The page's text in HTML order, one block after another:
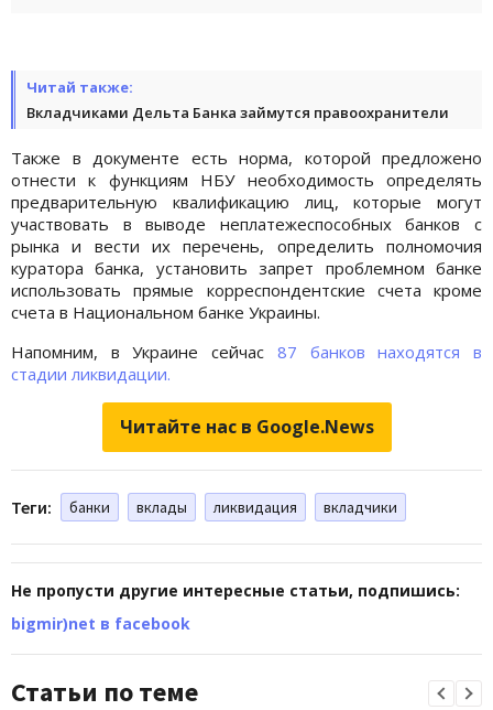
Читай также:
Вкладчиками Дельта Банка займутся правоохранители
Также в документе есть норма, которой предложено
отнести к функциям НБУ необходимость определять
предварительную квалификацию лиц, которые могут
участвовать в выводе неплатежеспособных банков с
рынка и вести их перечень, определить полномочия
куратора банка, установить запрет проблемном банке
использовать прямые корреспондентские счета кроме
счета в Национальном банке Украины.
Напомним, в Украине сейчас 87 банков находятся в
стадии ликвидации.
Читайте нас в Google.News
Теги: банки вклады ликвидация вкладчики
Не пропусти другие интересные статьи, подпишись:
bigmir)net в facebook
Статьи по теме